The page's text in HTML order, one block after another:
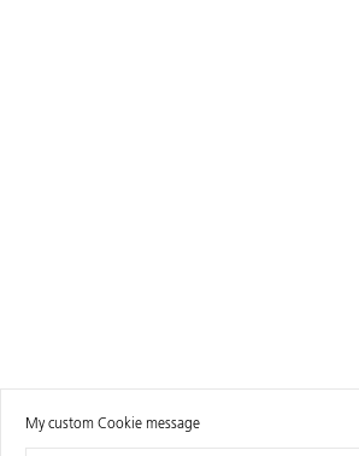
My custom Cookie message